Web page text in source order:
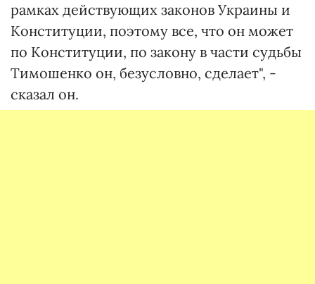
рамках действующих законов Украины и
Конституции, поэтому все, что он может
по Конституции, по закону в части судьбы
Тимошенко он, безусловно, сделает", -
сказал он.